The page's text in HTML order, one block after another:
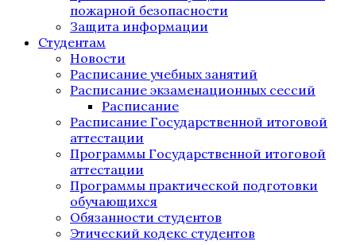
пожарной безопасности
Защита информации
Студентам
Новости
Расписание учебных занятий
Расписание экзаменационных сессий
Расписание
Расписание Государственной итоговой
аттестации
Программы Государственной итоговой
аттестации
Программы практической подготовки
обучающихся
Обязанности студентов
Этический кодекс студентов